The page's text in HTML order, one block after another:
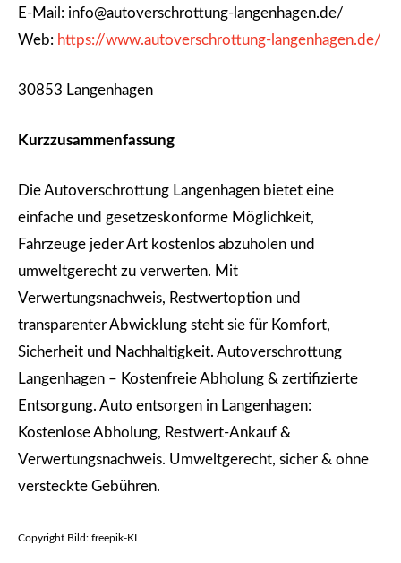
E-Mail: info@autoverschrottung-langenhagen.de/
Web: https://www.autoverschrottung-langenhagen.de/
30853 Langenhagen
Kurzzusammenfassung
Die Autoverschrottung Langenhagen bietet eine
einfache und gesetzeskonforme Möglichkeit,
Fahrzeuge jeder Art kostenlos abzuholen und
umweltgerecht zu verwerten. Mit
Verwertungsnachweis, Restwertoption und
transparenter Abwicklung steht sie für Komfort,
Sicherheit und Nachhaltigkeit. Autoverschrottung
Langenhagen – Kostenfreie Abholung & zertifizierte
Entsorgung. Auto entsorgen in Langenhagen:
Kostenlose Abholung, Restwert-Ankauf &
Verwertungsnachweis. Umweltgerecht, sicher & ohne
versteckte Gebühren.
Copyright Bild: freepik-KI